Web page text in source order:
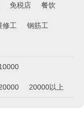
免税店 餐饮
修工 钢筋工
20000以上
￥500元/天